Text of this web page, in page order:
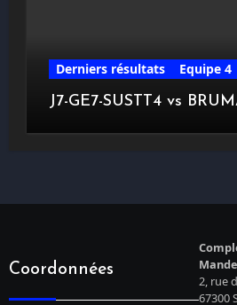
Derniers résultats Equipe 4
J7-GE7-SUSTT4 vs
Coordonnées
2, rue
67300